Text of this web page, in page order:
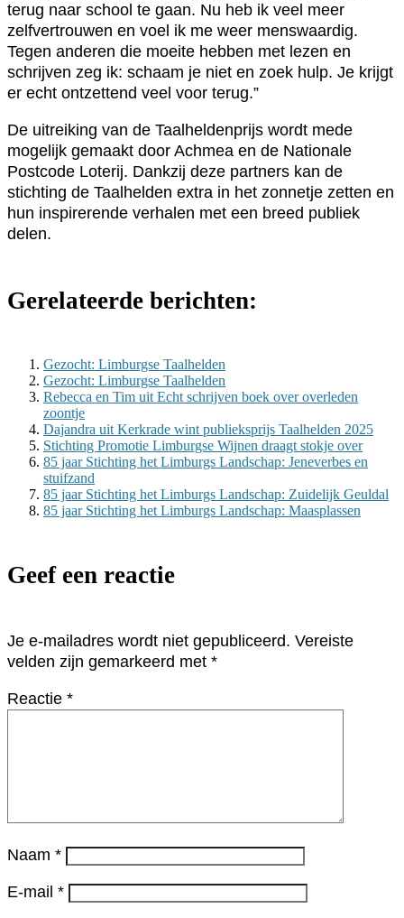
terug naar school te gaan. Nu heb ik veel meer
zelfvertrouwen en voel ik me weer menswaardig.
Tegen anderen die moeite hebben met lezen en
schrijven zeg ik: schaam je niet en zoek hulp. Je krijgt
er echt ontzettend veel voor terug.”
De uitreiking van de Taalheldenprijs wordt mede
mogelijk gemaakt door Achmea en de Nationale
Postcode Loterij. Dankzij deze partners kan de
stichting de Taalhelden extra in het zonnetje zetten en
hun inspirerende verhalen met een breed publiek
delen.
Gerelateerde berichten:
Gezocht: Limburgse Taalhelden
Gezocht: Limburgse Taalhelden
Rebecca en Tim uit Echt schrijven boek over overleden
zoontje
Dajandra uit Kerkrade wint publieksprijs Taalhelden 2025
Stichting Promotie Limburgse Wijnen draagt stokje over
85 jaar Stichting het Limburgs Landschap: Jeneverbes en
stuifzand
85 jaar Stichting het Limburgs Landschap: Zuidelijk Geuldal
85 jaar Stichting het Limburgs Landschap: Maasplassen
Geef een reactie
Je e-mailadres wordt niet gepubliceerd. Vereiste
velden zijn gemarkeerd met *
Reactie *
Naam *
E-mail *